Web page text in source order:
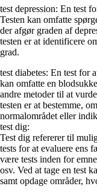
test depression: En test
Testen kan omfatte
der afgør graden af
testen er at identificere
grad.
test diabetes: En test for
kan omfatte en
andre metoder til at
testen er at bestemme,
normalområdet eller
test dig:
Test dig refererer til
tests for at evaluere ens
være tests inden for
osv. Ved at tage en test
samt opdage områder,